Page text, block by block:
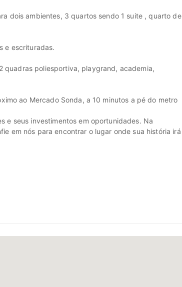
dois ambientes, 3 quartos sendo 1 suite , quarto de
e escrituradas.
quadras poliesportiva, playgrand, academia,
ao Mercado Sonda, a 10 minutos a pé do metro
e seus investimentos em oportunidades. Na
em nós para encontrar o lugar onde sua história irá